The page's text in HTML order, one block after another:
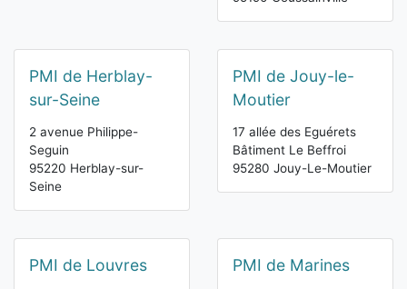
PMI de Herblay-
sur-Seine
2 avenue Philippe-
Seguin
95220 Herblay-sur-
Seine
PMI de Jouy-le-
Moutier
17 allée des Eguérets
Bâtiment Le Beffroi
95280 Jouy-Le-Moutier
PMI de Louvres PMI de Marines